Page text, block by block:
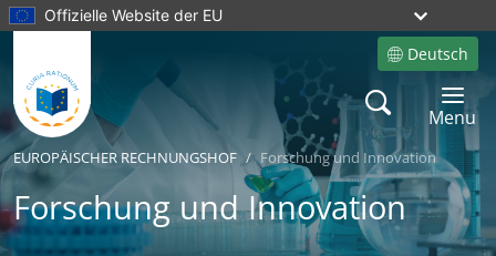
Offizielle Website der EU
Deutsch
Site language
Search
Toggle
Menu
EUROPÄISCHER RECHNUNGSHOF Forschung und Innovation
Forschung und Innovation